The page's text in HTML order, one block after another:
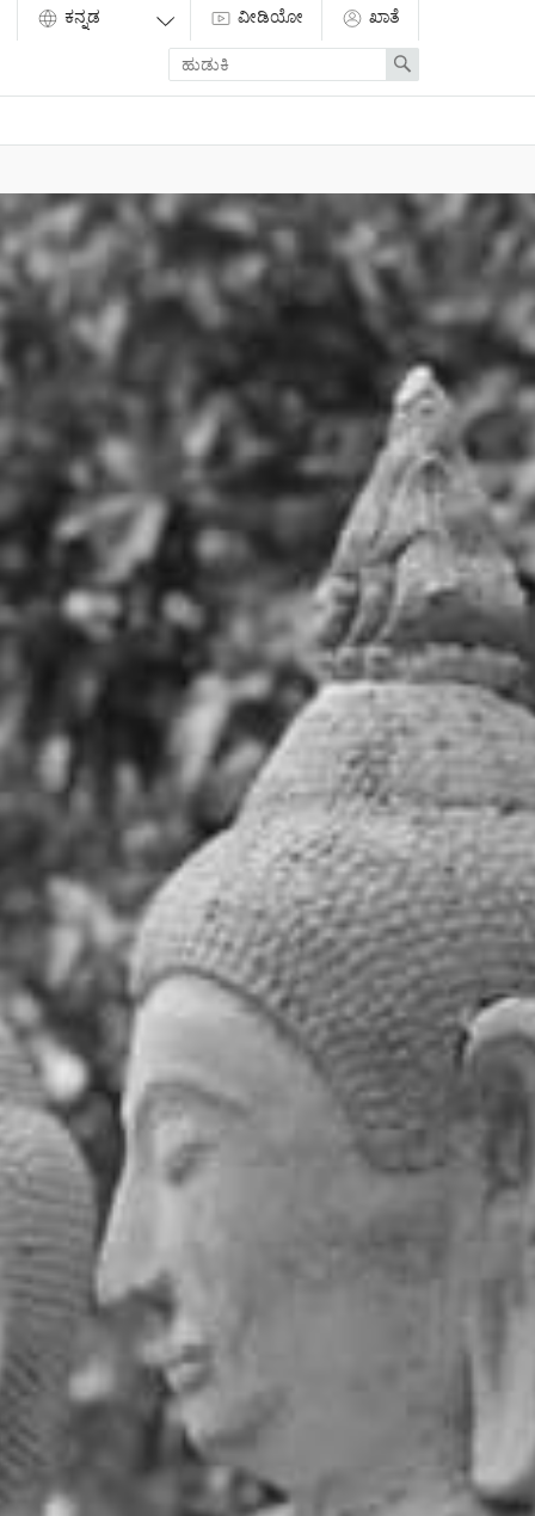
ವೀಡಿಯೋ ಖಾತೆ
Enter
search
term
Search